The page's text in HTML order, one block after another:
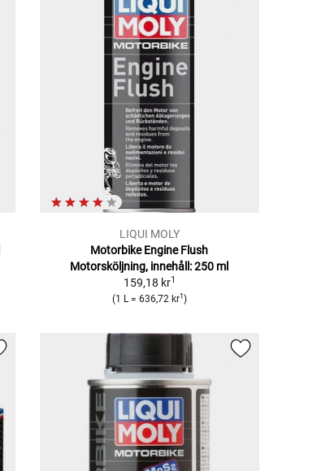
LIQUI MOLY
Motorbike Engine Flush
Motorsköljning, innehåll: 250 ml
159,18 kr1
(1 L = 636,72 kr1 )